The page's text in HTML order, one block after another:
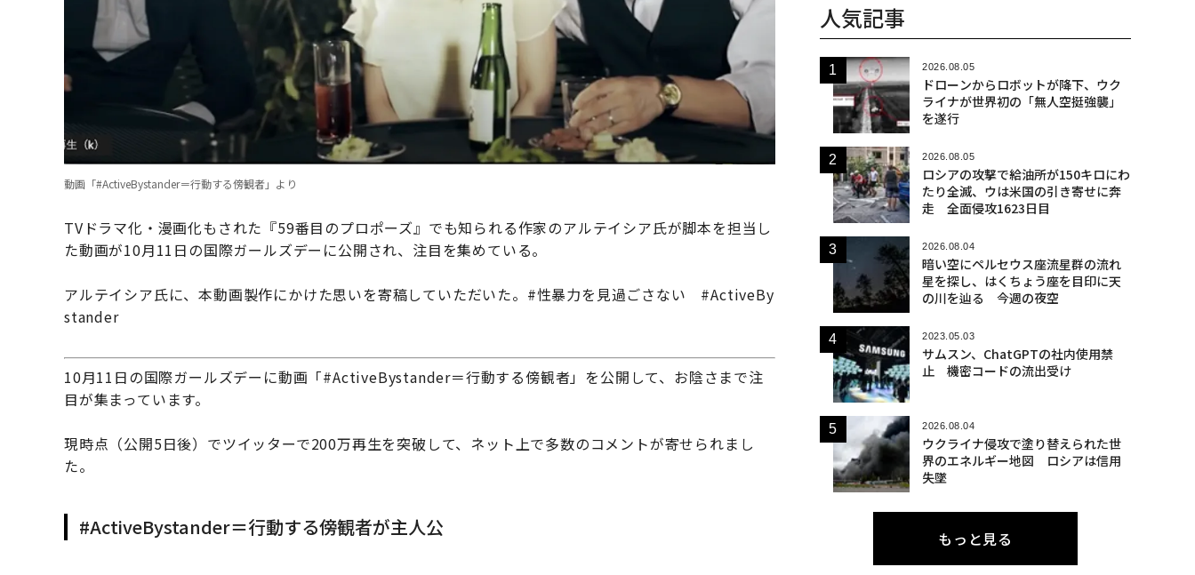
動画「#ActiveBystander＝行動する傍観者」より
TVドラマ化・漫画化もされた『59番目のプロポーズ』でも知られる作家のアルテイシア氏が脚本を担当し
た動画が10月11日の国際ガールズデーに公開され、注目を集めている。
アルテイシア氏に、本動画製作にかけた思いを寄稿していただいた。#性暴力を見過ごさない #ActiveBy
stander
10月11日の国際ガールズデーに動画「#ActiveBystander＝行動する傍観者」を公開して、お陰さまで注
目が集まっています。
現時点（公開5日後）でツイッターで200万再生を突破して、ネット上で多数のコメントが寄せられまし
た。
#ActiveBystander＝行動する傍観者が主人公
人気記事
2026.08.05
ドローンからロボットが降下、ウク
ライナが世界初の「無人空挺強襲」
を遂行
2026.08.05
ロシアの攻撃で給油所が150キロにわ
たり全滅、ウは米国の引き寄せに奔
走 全面侵攻1623日目
2026.08.04
暗い空にペルセウス座流星群の流れ
星を探し、はくちょう座を目印に天
の川を辿る 今週の夜空
2023.05.03
サムスン、ChatGPTの社内使用禁
止 機密コードの流出受け
2026.08.04
ウクライナ侵攻で塗り替えられた世
界のエネルギー地図 ロシアは信用
失墜
もっと見る